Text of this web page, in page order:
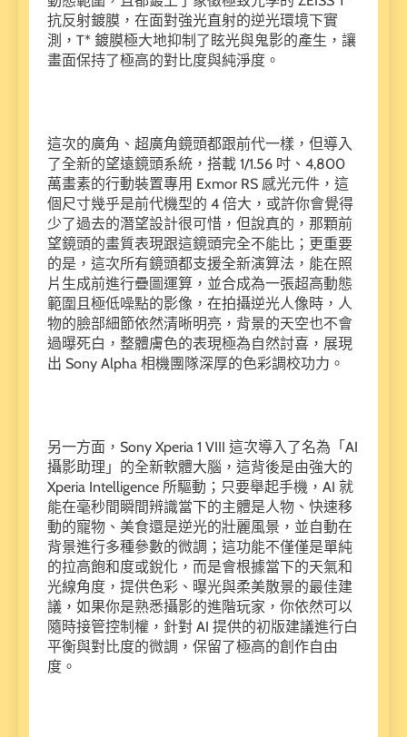
抗反射鍍膜，在面對強光直射的逆光環境下實
測，T* 鍍膜極大地抑制了眩光與鬼影的產生，讓
畫面保持了極高的對比度與純淨度。
這次的廣角、超廣角鏡頭都跟前代一樣，但導入
了全新的望遠鏡頭系統，搭載 1/1.56 吋、4,800
萬畫素的行動裝置專用 Exmor RS 感光元件，這
個尺寸幾乎是前代機型的 4 倍大，或許你會覺得
少了過去的潛望設計很可惜，但說真的，那顆前
望鏡頭的畫質表現跟這鏡頭完全不能比；更重要
的是，這次所有鏡頭都支援全新演算法，能在照
片生成前進行疊圖運算，並合成為一張超高動態
範圍且極低噪點的影像，在拍攝逆光人像時，人
物的臉部細節依然清晰明亮，背景的天空也不會
過曝死白，整體膚色的表現極為自然討喜，展現
出 Sony Alpha 相機團隊深厚的色彩調校功力。
另一方面，Sony Xperia 1 VIII 這次導入了名為「AI
攝影助理」的全新軟體大腦，這背後是由強大的
Xperia Intelligence 所驅動；只要舉起手機，AI 就
能在毫秒間瞬間辨識當下的主體是人物、快速移
動的寵物、美食還是逆光的壯麗風景，並自動在
背景進行多種參數的微調；這功能不僅僅是單純
的拉高飽和度或銳化，而是會根據當下的天氣和
光線角度，提供色彩、曝光與柔美散景的最佳建
議，如果你是熟悉攝影的進階玩家，你依然可以
隨時接管控制權，針對 AI 提供的初版建議進行白
平衡與對比度的微調，保留了極高的創作自由
度。